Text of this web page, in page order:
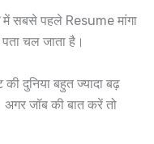
में सबसे पहले Resume मांगा
चल जाता है।
दुनिया बहुत ज्यादा बढ़
जॉब की बात करें तो